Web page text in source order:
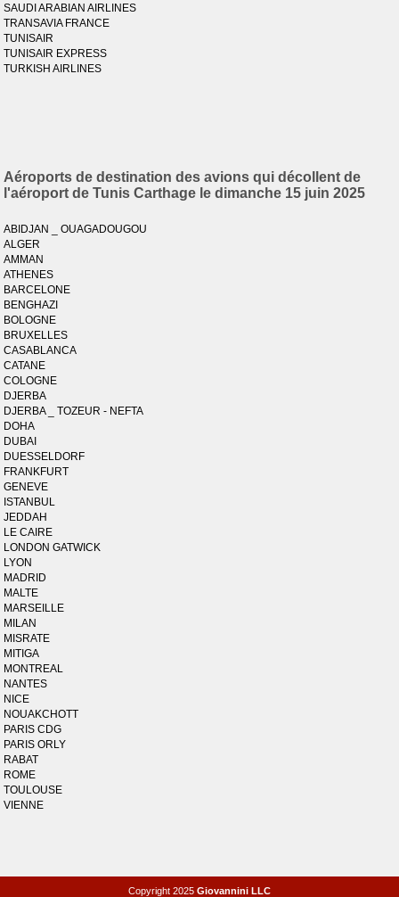
SAUDI ARABIAN AIRLINES
TRANSAVIA FRANCE
TUNISAIR
TUNISAIR EXPRESS
TURKISH AIRLINES
Aéroports de destination des avions qui décollent de
l'aéroport de Tunis Carthage le dimanche 15 juin 2025
ABIDJAN _ OUAGADOUGOU
ALGER
AMMAN
ATHENES
BARCELONE
BENGHAZI
BOLOGNE
BRUXELLES
CASABLANCA
CATANE
COLOGNE
DJERBA
DJERBA _ TOZEUR - NEFTA
DOHA
DUBAI
DUESSELDORF
FRANKFURT
GENEVE
ISTANBUL
JEDDAH
LE CAIRE
LONDON GATWICK
LYON
MADRID
MALTE
MARSEILLE
MILAN
MISRATE
MITIGA
MONTREAL
NANTES
NICE
NOUAKCHOTT
PARIS CDG
PARIS ORLY
RABAT
ROME
TOULOUSE
VIENNE
Copyright 2025 Giovannini LLC